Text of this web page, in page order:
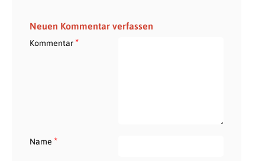
Neuen Kommentar verfassen
Kommentar*
Name *